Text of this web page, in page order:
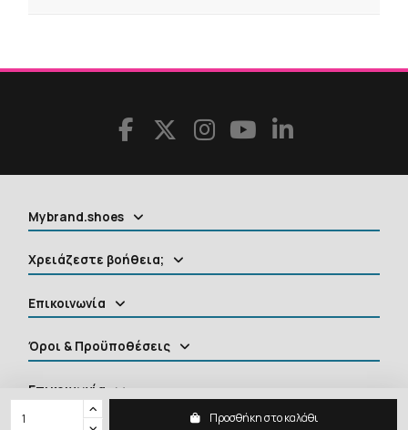
Προσθήκη στο καλάθι
Mybrand.shoes
Χρειάζεστε βοήθεια;
Επικοινωνία
Όροι & Προϋποθέσεις
Επικοινωνία